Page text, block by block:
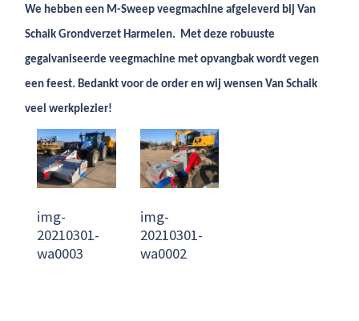
We hebben een M-Sweep veegmachine afgeleverd bij Van
Schaik Grondverzet Harmelen. Met deze robuuste
gegalvaniseerde veegmachine met opvangbak wordt vegen
een feest. Bedankt voor de order en wij wensen Van Schaik
veel werkplezier!
img-
20210301-
wa0003
img-
20210301-
wa0002